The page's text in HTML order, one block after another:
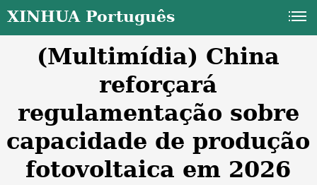
XINHUA Português
(Multimídia) China
reforçará
regulamentação sobre
capacidade de produção
fotovoltaica em 2026